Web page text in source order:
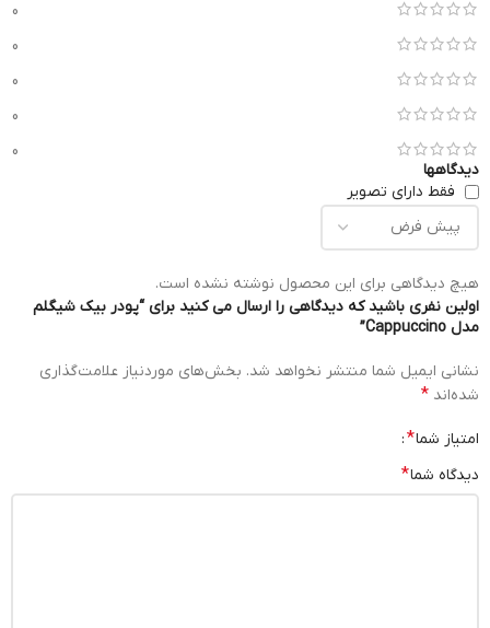
0
0
0
0
0
دیدگاهها
فقط دارای تصویر
هیچ دیدگاهی برای این محصول نوشته نشده است.
اولین نفری باشید که دیدگاهی را ارسال می کنید برای “پودر بیک شیگلم
مدل Cappuccino”
نشانی ایمیل شما منتشر نخواهد شد. بخش‌های موردنیاز علامت‌گذاری
شده‌اند *
امتیاز شما*
دیدگاه شما*